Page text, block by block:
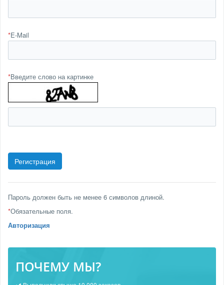
*E-Mail
*Введите слово на картинке
Пароль должен быть не менее 6 символов длиной.
*Обязательные поля.
Авторизация
ПОЧЕМУ МЫ?